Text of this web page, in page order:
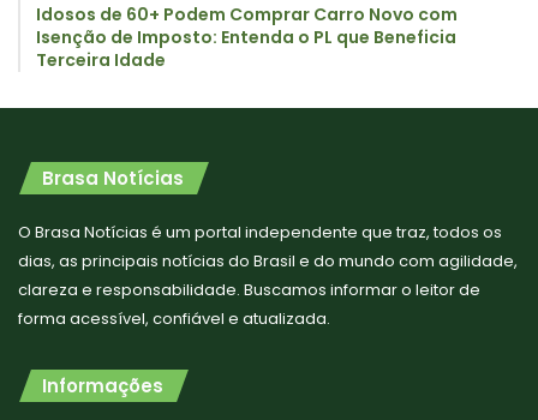
Idosos de 60+ Podem Comprar Carro Novo com
Isenção de Imposto: Entenda o PL que Beneficia
Terceira Idade
Brasa Notícias
O Brasa Notícias é um portal independente que traz, todos os
dias, as principais notícias do Brasil e do mundo com agilidade,
clareza e responsabilidade. Buscamos informar o leitor de
forma acessível, confiável e atualizada.
Informações